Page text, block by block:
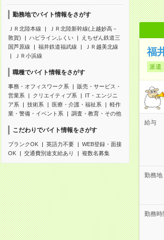
勤務地でバイト情報をさがす
ＪＲ北陸本線
ＪＲ北陸新幹線(上越妙高－
敦賀)
ハピラインふくい
えちぜん鉄道三
国芦原線
福井鉄道福武線
ＪＲ越美北線
ＪＲ小浜線
職種でバイト情報をさがす
事務・オフィスワーク系
販売・サービス・
営業系
クリエイティブ系
IT・エンジニ
ア系
技術系 医療・介護・福祉系
軽作
業・警備・イベント系
調査・教育・その他
こだわりでバイト情報をさがす
ブランクOK 英語力不要
WEB登録・面接
OK
交通費別途支給あり 複数名募集
福
派遣
給与
勤務地
勤務時